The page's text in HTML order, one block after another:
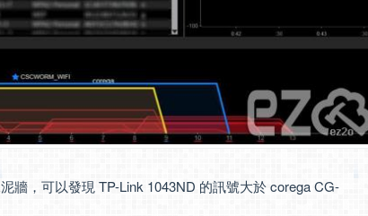
牆，可以發現 TP-Link 1043ND 的訊號大於 corega CG-